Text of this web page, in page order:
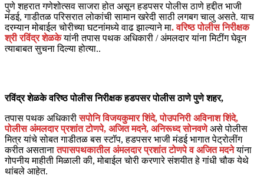
पुणे शहरात गणेशोत्सव साजरा होत असून हडपसर पोलीस ठाणे हद्दीत भाजी
मंडई, गाडीतळ परिसरात लोकांची सामान खरेदी साठी लगबग चालु असते. याच
दरम्यान मोबाईल चोरीच्या घटनांमध्ये वाढ झाल्याने मा. वरिष्ठ पोलीस निरीक्षक
श्री रविंद्र शेळकेयांनी तपास पथक अधिकारी / अंमलदार यांना मिटींग घेवून
त्याबाबत सुचना दिल्या होत्या..
रविंद्र शेळके वरिष्ठ पोलीस निरीक्षक हडपसर पोलीस ठाणे पुणे शहर,
तपास पथक अधिकारीसपोनि विजयकुमार शिंदे, पोउपनिरी अविनाश शिंदे,
पोलीस अंमलदार प्रशांत टोणपे, अजित मदने, अनिरूध्द सोनवणेअसे पोलीस
मित्र यांचे सोबत गाडीतळ बस स्टॉप, हडपसर भाजी मंडई भागात पेट्रोलींग
करीत असतानातपासपथकातील अंमलदार प्रशांत टोणपे व अजित मदनेयांना
गोपनीय माहीती मिळाली की, मोबाईल चोरी करणारे संशयीत हे गांधी चौक येथे
थांबले आहेत.